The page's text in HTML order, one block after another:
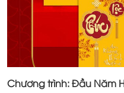
Chương trình: Đầu Năm